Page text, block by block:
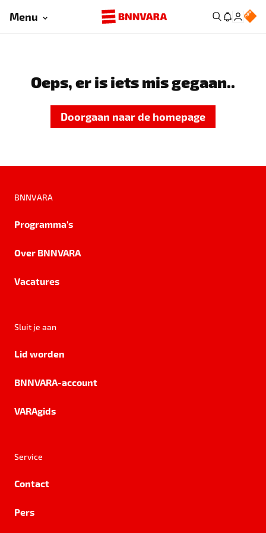
Menu
Oeps, er is iets mis gegaan..
Doorgaan naar de homepage
BNNVARA
Programma's
Over BNNVARA
Vacatures
Sluit je aan
Lid worden
BNNVARA-account
VARAgids
Service
Contact
Pers